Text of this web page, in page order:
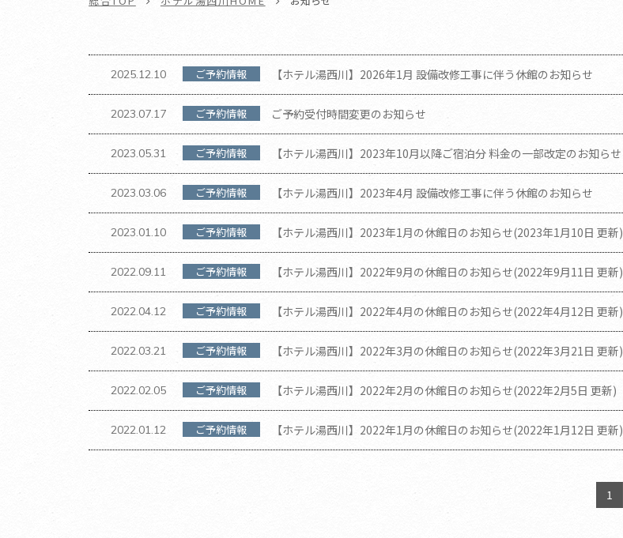
2025.12.10 ご予約情報 【ホテル湯西川】2026年1月 設備改修工事に伴う休館のお知らせ
2023.07.17 ご予約情報 ご予約受付時間変更のお知らせ
2023.05.31 ご予約情報 【ホテル湯西川】2023年10月以降ご宿泊分 料金の一部改定のお知らせ
2023.03.06 ご予約情報 【ホテル湯西川】2023年4月 設備改修工事に伴う休館のお知らせ
2023.01.10 ご予約情報 【ホテル湯西川】2023年1月の休館日のお知らせ(2023年1月10日 更新)
2022.09.11 ご予約情報 【ホテル湯西川】2022年9月の休館日のお知らせ(2022年9月11日 更新)
2022.04.12 ご予約情報 【ホテル湯西川】2022年4月の休館日のお知らせ(2022年4月12日 更新)
2022.03.21 ご予約情報 【ホテル湯西川】2022年3月の休館日のお知らせ(2022年3月21日 更新)
2022.02.05 ご予約情報 【ホテル湯西川】2022年2月の休館日のお知らせ(2022年2月5日 更新)
2022.01.12 ご予約情報 【ホテル湯西川】2022年1月の休館日のお知らせ(2022年1月12日 更新)
1